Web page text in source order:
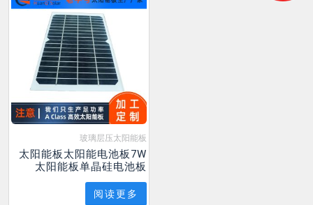
玻璃层压太阳能板
太阳能板太阳能电池板7W
太阳能板单晶硅电池板
阅读更多